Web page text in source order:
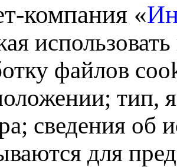
компания «
файлов
тип,
сведения об
для